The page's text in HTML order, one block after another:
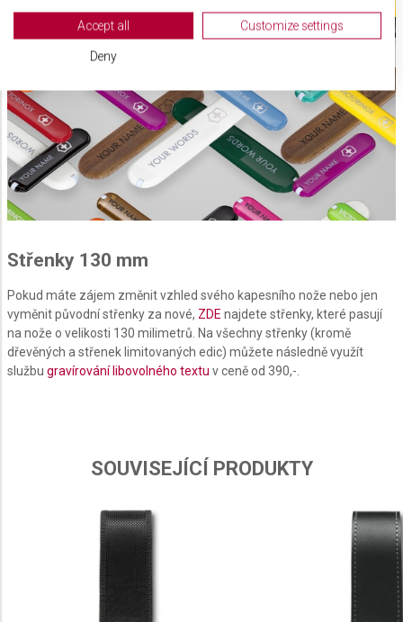
Střenky 130 mm
Pokud máte zájem změnit vzhled svého kapesního nože nebo jen
vyměnit původní střenky za nové, ZDE najdete střenky, které pasují
na nože o velikosti 130 milimetrů. Na všechny střenky (kromě
dřevěných a střenek limitovaných edic) můžete následně využít
službu gravírování libovolného textu v ceně od 390,-.
SOUVISEJÍCÍ PRODUKTY
View Partner List (2 IAB Vendors)
We use your data for the following purposes:
Store and/or access information on a device
Use limited data to select advertising
Create profiles for personalised advertising
Use profiles to select personalised
advertising
Create profiles to personalise content
Use profiles to select personalised content
Measure advertising performance
Measure content performance
Develop and improve services
IAB Special Features:
Use precise geolocation data
Identify devices based on information actively
Accept all Customize settings
Deny